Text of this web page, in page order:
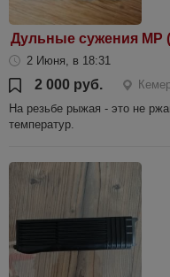
Дульные сужения МР
2 Июня, в 18:31
2 000 руб.
На резьбе рыжая - это не
температур.